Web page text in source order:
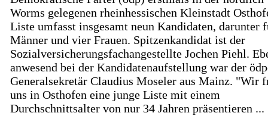
Worms gelegenen rheinhessischen Kleinstadt
Liste umfasst insgesamt neun Kandidaten, darunter
Männer und vier Frauen. Spitzenkandidat ist der
Sozialversicherungsfachangestellte Jochen Piehl.
anwesend bei der Kandidatenaufstellung war der
Generalsekretär Claudius Moseler aus Mainz. "Wir
uns in Osthofen eine junge Liste mit einem
Durchschnittsalter von nur 34 Jahren präsentieren ...